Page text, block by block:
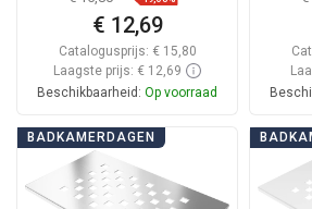
€ 12,69
Catalogusprijs: € 15,80
Laagste prijs: € 12,69
Beschikbaarheid: Op voorraad
In winkelwagen
favorite_border Favoriet
Vergelijk
BADKAMERDAGEN